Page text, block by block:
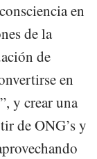
en
de la
de
en
y crear una
de ONG’s y